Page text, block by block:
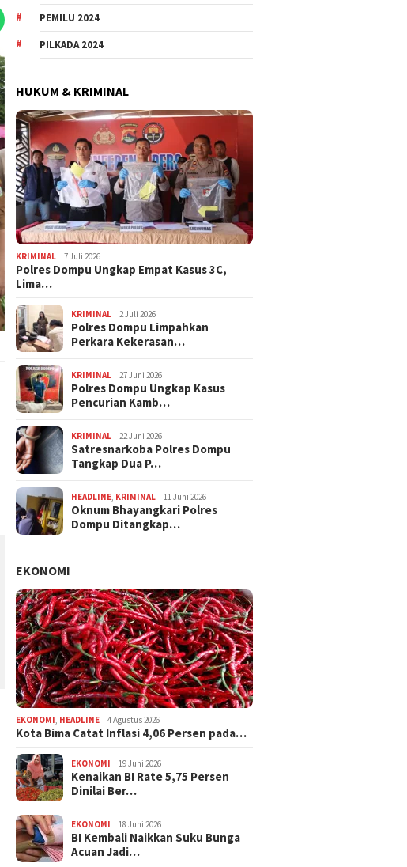
PEMILU 2024
PILKADA 2024
HUKUM & KRIMINAL
KRIMINAL 7 Juli 2026
Polres Dompu Ungkap Empat Kasus 3C,
Lima…
KRIMINAL 2 Juli 2026
Polres Dompu Limpahkan
Perkara Kekerasan…
KRIMINAL 27 Juni 2026
Polres Dompu Ungkap Kasus
Pencurian Kamb…
KRIMINAL 22 Juni 2026
Satresnarkoba Polres Dompu
Tangkap Dua P…
HEADLINE, KRIMINAL 11 Juni 2026
Oknum Bhayangkari Polres
Dompu Ditangkap…
EKONOMI
EKONOMI, HEADLINE 4 Agustus 2026
Kota Bima Catat Inflasi 4,06 Persen pada…
EKONOMI 19 Juni 2026
Kenaikan BI Rate 5,75 Persen
Dinilai Ber…
EKONOMI 18 Juni 2026
BI Kembali Naikkan Suku Bunga
Acuan Jadi…